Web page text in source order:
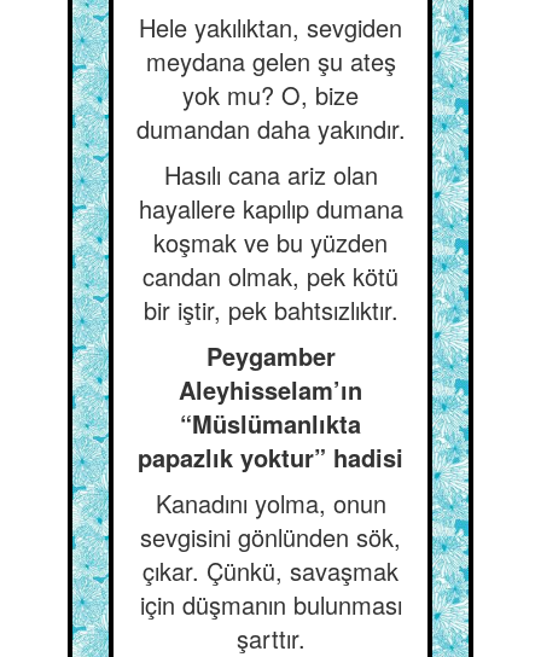
Hele yakılıktan, sevgiden
meydana gelen şu ateş
yok mu? O, bize
dumandan daha yakındır.
Hasılı cana ariz olan
hayallere kapılıp dumana
koşmak ve bu yüzden
candan olmak, pek kötü
bir iştir, pek bahtsızlıktır.
Peygamber
Aleyhisselam’ın
“Müslümanlıkta
papazlık yoktur” hadisi
Kanadını yolma, onun
sevgisini gönlünden sök,
çıkar. Çünkü, savaşmak
için düşmanın bulunması
şarttır.